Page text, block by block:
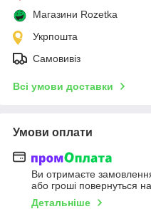
Магазини Rozetka
Укрпошта
Самовивіз
Всі умови доставки
Умови оплати
Ви отримаєте
або гроші повернуться
Детальніше